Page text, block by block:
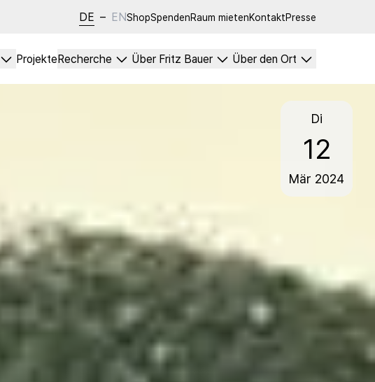
DE – ENShopSpendenRaum mietenKontaktPresse
ProjekteRecherche Über Fritz Bauer Über den Ort
Di
12
Mär 2024